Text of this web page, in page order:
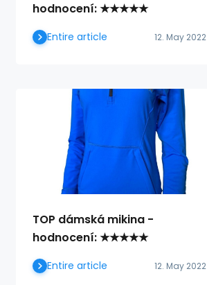
hodnocení: ★★★★★
12. May 2022
Entire article
TOP dámská mikina -
hodnocení: ★★★★★
12. May 2022
Entire article